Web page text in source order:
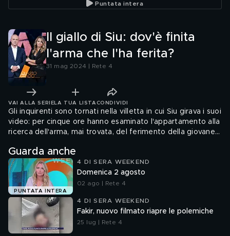
Puntata intera
Il giallo di Siu: dov'è finita
l'arma che l'ha ferita?
31 mag 2024 | Rete 4
VAI ALLA SERIE LA TUA LISTA CONDIVIDI
Gli inquirenti sono tornati nella villetta in cui Siu girava i suoi
video: per cinque ore hanno esaminato l'appartamento alla
ricerca dell'arma, mai trovata, del ferimento della giovane
Guarda anche
PUNTATA INTERA
4 DI SERA WEEKEND
Domenica 2 agosto
02 ago | Rete 4
4 DI SERA WEEKEND
Fakir, nuovo filmato riapre le polemiche
25 lug | Rete 4